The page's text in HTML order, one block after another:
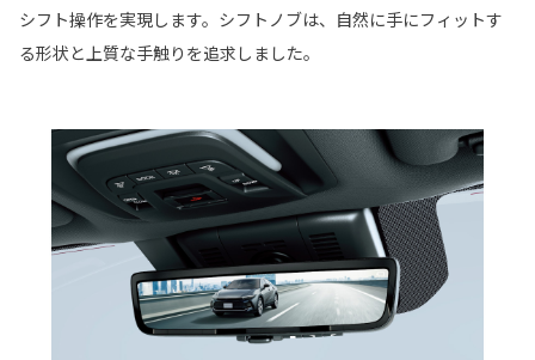
シフト操作を実現します。シフトノブは、自然に手にフィットす
る形状と上質な手触りを追求しました。